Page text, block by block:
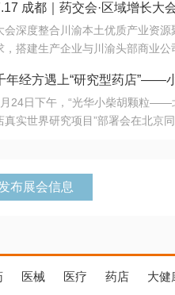
成都｜药交会·区域增长大会
正重新定义研发效率；另一端是创
题，呼唤更成熟的产业生态。 同质
与出海能力建设才是破局关键。
算力突围；从中药创新、复杂药物
攻坚，到CDMO的柔性智造。 我
”与“生产线”、“研发端”与“支付端”
成都｜药交会·区域增长大
会深度整合川渝本土优质产业资
，搭建生产企业与川渝头部商业
域增量份额夯实西南市场战略布局
年经方遇上“研究型药店”——
在北京同仁堂佛山连锁启动
24日下午，“光华小柴胡颗粒——
真实世界研究项目”部署会在北京
布展会信息
医械 医疗 药店 大健